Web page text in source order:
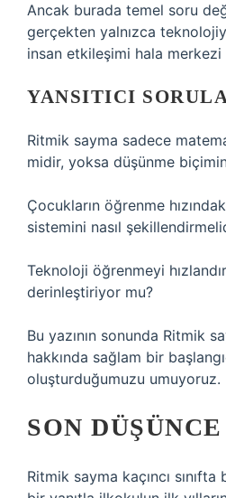
Ancak burada temel soru
gerçekten yalnızca
insan etkileşimi hala
YANSITICI
Ritmik sayma sadece
midir, yoksa düşünme
Çocukların öğrenme
sistemini nasıl
Teknoloji öğrenmeyi
derinleştiriyor mu?
Bu yazının sonunda Ritmik
hakkında sağlam bir
oluşturduğumuzu umuyoruz.
SON DÜŞÜNCE
Ritmik sayma kaçıncı